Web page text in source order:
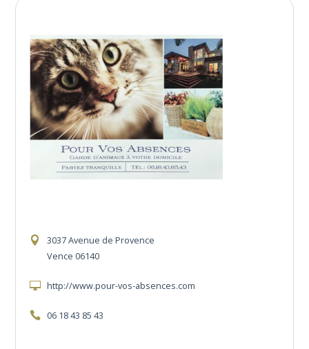
3037 Avenue de Provence
Vence 06140
http://www.pour-vos-absences.com
06 18 43 85 43